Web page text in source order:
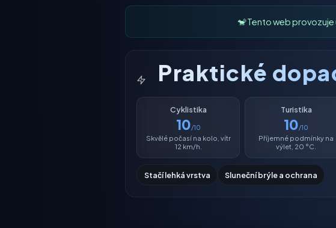
🐒 Tento web provozuje
Praktické
Cyklistika
10/10
Skvělé počasí na kolo, vítr
12 km/h.
Turistika
10/10
Příjemné podmínky na
výlet, 20 °C.
Stačí lehká vrstva Sluneční brýle a ochrana